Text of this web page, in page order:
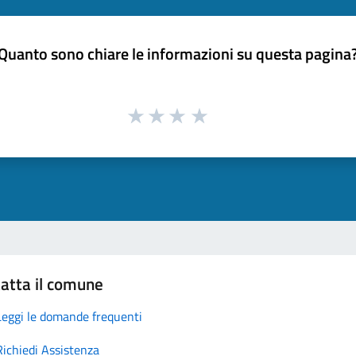
sono chiare le informazioni su questa
il comune
le domande frequenti
Assistenza